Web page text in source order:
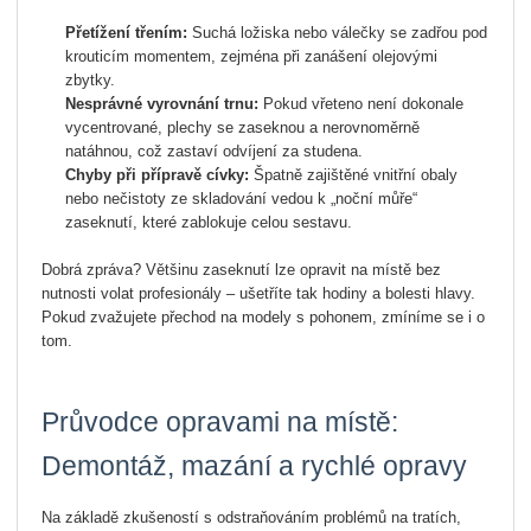
Přetížení třením: Suchá ložiska nebo válečky se zadřou pod
krouticím momentem, zejména při zanášení olejovými
zbytky.
Nesprávné vyrovnání trnu: Pokud vřeteno není dokonale
vycentrované, plechy se zaseknou a nerovnoměrně
natáhnou, což zastaví odvíjení za studena.
Chyby při přípravě cívky: Špatně zajištěné vnitřní obaly
nebo nečistoty ze skladování vedou k „noční můře“
zaseknutí, které zablokuje celou sestavu.
Dobrá zpráva? Většinu zaseknutí lze opravit na místě bez
nutnosti volat profesionály – ušetříte tak hodiny a bolesti hlavy.
Pokud zvažujete přechod na modely s pohonem, zmíníme se i o
tom.
Průvodce opravami na místě:
Demontáž, mazání a rychlé opravy
Na základě zkušeností s odstraňováním problémů na tratích,